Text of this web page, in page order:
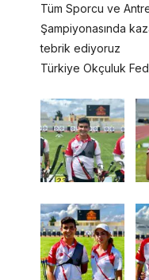
Tüm Sporcu ve
Şampiyonasında
tebrik ediyoruz
Türkiye Okçuluk